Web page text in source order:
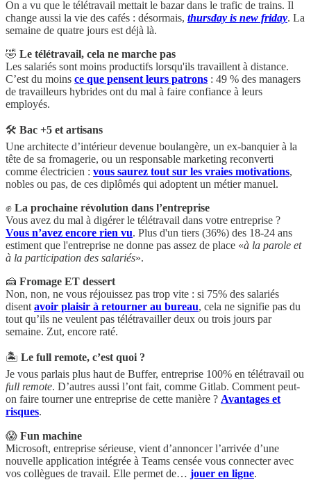
On a vu que le télétravail mettait le bazar dans le trafic de trains. Il
change aussi la vie des cafés : désormais, thursday is new friday. La
semaine de quatre jours est déjà là.
🤣 Le télétravail, cela ne marche pas
Les salariés sont moins productifs lorsqu'ils travaillent à distance.
C’est du moins ce que pensent leurs patrons : 49 % des managers
de travailleurs hybrides ont du mal à faire confiance à leurs
employés.
🛠 Bac +5 et artisans
Une architecte d’intérieur devenue boulangère, un ex-banquier à la
tête de sa fromagerie, ou un responsable marketing reconverti
comme électricien : vous saurez tout sur les vraies motivations,
nobles ou pas, de ces diplômés qui adoptent un métier manuel.
✊ La prochaine révolution dans l’entreprise
Vous avez du mal à digérer le télétravail dans votre entreprise ?
Vous n’avez encore rien vu. Plus d'un tiers (36%) des 18-24 ans
estiment que l'entreprise ne donne pas assez de place «à la parole et
à la participation des salariés».
🍰 Fromage ET dessert
Non, non, ne vous réjouissez pas trop vite : si 75% des salariés
disent avoir plaisir à retourner au bureau, cela ne signifie pas du
tout qu’ils ne veulent pas télétravailler deux ou trois jours par
semaine. Zut, encore raté.
🏝 Le full remote, c’est quoi ?
Je vous parlais plus haut de Buffer, entreprise 100% en télétravail ou
full remote. D’autres aussi l’ont fait, comme Gitlab. Comment peut-
on faire tourner une entreprise de cette manière ? Avantages et
risques.
😱 Fun machine
Microsoft, entreprise sérieuse, vient d’annoncer l’arrivée d’une
nouvelle application intégrée à Teams censée vous connecter avec
vos collègues de travail. Elle permet de… jouer en ligne.